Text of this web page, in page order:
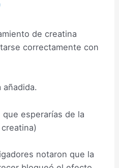
de creatina
correctamente con
que esperarías de la
notaron que la